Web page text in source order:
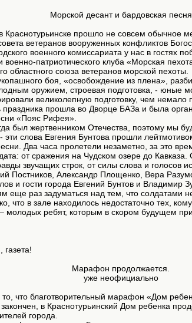
Морской десант и бардовская песня
Краснотурьинске прошло не совсем обычное
ветеранов вооруженных конфликтов
военного комиссариата у нас в гостях
военно-патриотического клуба «Морская
областного союза ветеранов морской пехоты.
боя, «освобождение из плена»,
оружием, строевая подготовка, - юные
великолепную подготовку, чем немало
праздника прошла во Дворце БАЗа и была
«Пояс Рифея».
был жертвенником Отечества, поэтому мы
эти слова Евгения Бунтова прошли
Два часа пролетели незаметно, за это
от сражения на Чудском озере до
звучащих строк, от силы слова и голосов
Постников, Александр Площенко, Вера
и гости города Евгений Бунтов и Владимир
еще раз задуматься над тем, что солдатами
что в зале находилось недостаточно тех,
молодых ребят, которым в скором будущем
газета!
Марафон продолжается.
уже неофициально
что благотворительный марафон «Дом
в Краснотурьинский Дом ребенка
города.